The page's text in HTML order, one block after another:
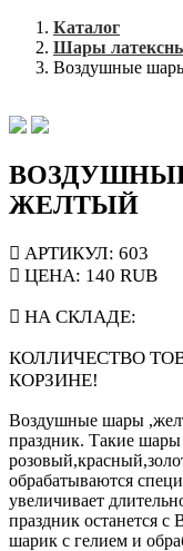
Каталог
Шары
Воздушные
ЖЕЛТЫЙ
АРТИКУЛ: 603
ЦЕНА: 140 RUB
НА СКЛАДЕ:
КОЛЛИЧЕСТВО
КОРЗИНЕ!
Воздушные шары
праздник. Такие шары
обрабатываются
увеличивает
праздник останется с
шарик с гелием и